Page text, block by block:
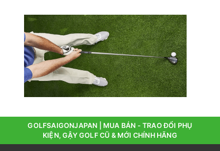
GOLFSAIGONJAPAN | MUA BÁN - TRAO ĐỔI PHỤ
KIỆN, GẬY GOLF CŨ & MỚI CHÍNH HÃNG